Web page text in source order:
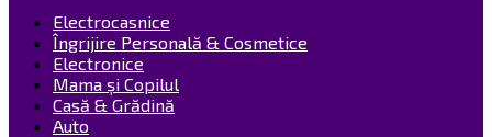
Electrocasnice
Îngrijire Personală & Cosmetice
Electronice
Mama și Copilul
Casă & Grădină
Auto